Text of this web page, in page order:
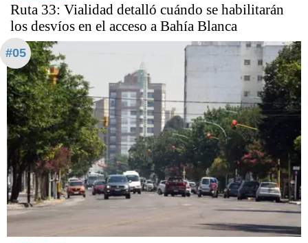
Ruta 33: Vialidad detalló cuándo se habilitarán
los desvíos en el acceso a Bahía Blanca
#05